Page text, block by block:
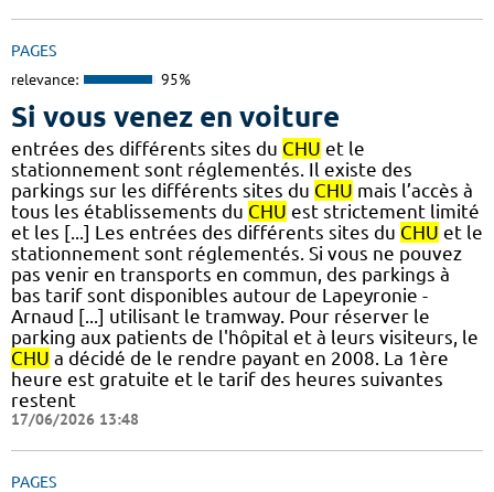
PAGES
relevance: 95%
Si vous venez en voiture
entrées des différents sites du CHU et le
stationnement sont réglementés. Il existe des
parkings sur les différents sites du CHU mais l’accès à
tous les établissements du CHU est strictement limité
et les [...] Les entrées des différents sites du CHU et le
stationnement sont réglementés. Si vous ne pouvez
pas venir en transports en commun, des parkings à
bas tarif sont disponibles autour de Lapeyronie -
Arnaud [...] utilisant le tramway. Pour réserver le
parking aux patients de l'hôpital et à leurs visiteurs, le
CHU a décidé de le rendre payant en 2008. La 1ère
heure est gratuite et le tarif des heures suivantes
restent
17/06/2026 13:48
PAGES